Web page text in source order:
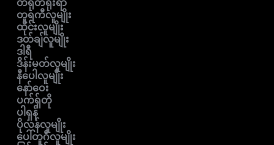
တရုတ်ရိုးရာ
တူရကီလူမျိုး
ထိုင်းလူမျိုး
ဒတ်ချ်လူမျိုး
ဒါရီ
ဒိန်းမတ်လူမျိုး
နီပေါလူမျိုး
နော်ဝေး
ပက်ရှ်တို
ပါရှန်
ပိုလန်လူမျိုး
ပေါ်တူဂီလူမျိုး